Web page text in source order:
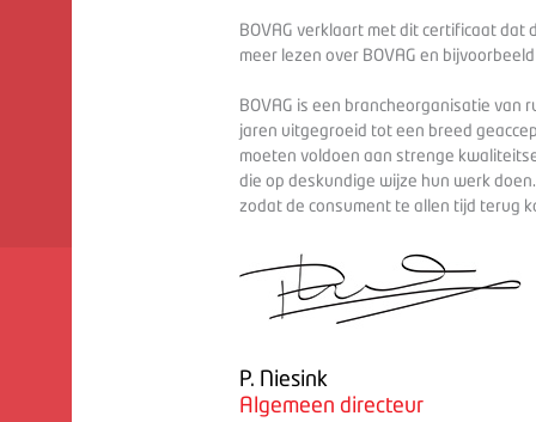
BOVAG verklaart met dit certificaat dat
meer lezen over BOVAG en
BOVAG is een brancheorganisatie van
jaren uitgegroeid tot een breed
moeten voldoen aan strenge
die op deskundige wijze hun werk
zodat de consument te allen tijd terug
P. Niesink
Algemeen directeur